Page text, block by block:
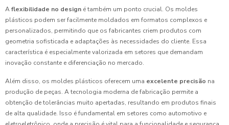
Aflexibilidade no design é também um ponto crucial. Os moldes
plásticos podem ser facilmente moldados em formatos complexos e
personalizados, permitindo que os fabricantes criem produtos com
geometria sofisticada e adaptações às necessidades do cliente. Essa
característica é especialmente valorizada em setores que demandam
inovação constante e diferenciação no mercado.
Além disso, os moldes plásticos oferecem uma excelente precisão na
produção de peças. A tecnologia moderna de fabricação permite a
obtenção de tolerâncias muito apertadas, resultando em produtos finais
de alta qualidade. Isso é fundamental em setores como automotivo e